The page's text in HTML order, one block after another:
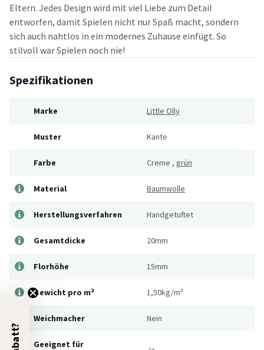
Eltern. Jedes Design wird mit viel Liebe zum Detail
entworfen, damit Spielen nicht nur Spaß macht, sondern
sich auch nahtlos in ein modernes Zuhause einfügt. So
stilvoll war Spielen noch nie!
Spezifikationen
Marke Little Olly
Muster Kante
Farbe Creme , grün
Material Baumwolle
Herstellungsverfahren Handgetuftet
Gesamtdicke 20mm
Florhöhe 15mm
Gewicht pro m² 1,50kg/m²
Weichmacher Nein
Geeignet für